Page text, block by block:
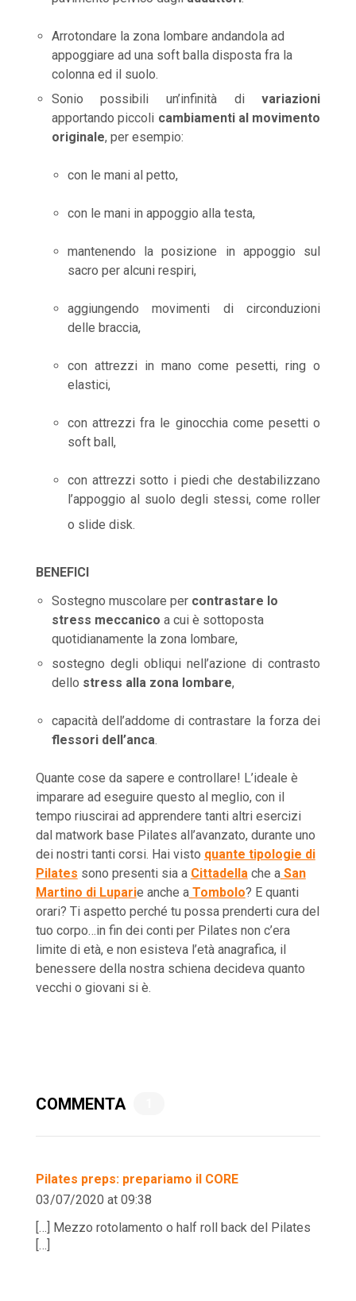
Arrotondare la zona lombare andandola ad
appoggiare ad una soft balla disposta fra la
colonna ed il suolo.
Sonio possibili un’infinità divariazioni
apportando piccoli cambiamenti al movimento
originale, per esempio:
con le mani al petto,
con le mani in appoggio alla testa,
mantenendo la posizione in appoggio sul
sacro per alcuni respiri,
aggiungendo movimenti di circonduzioni
delle braccia,
con attrezzi in mano come pesetti, ring o
elastici,
con attrezzi fra le ginocchia come pesetti o
soft ball,
con attrezzi sotto i piedi che destabilizzano
l’appoggio al suolo degli stessi, come roller
o slide disk.
BENEFICI
Sostegno muscolare per contrastare lo
stress meccanico a cui è sottoposta
quotidianamente la zona lombare,
sostegno degli obliqui nell’azione di contrasto
dello stress alla zona lombare,
capacità dell’addome di contrastare la forza dei
flessori dell’anca.
Quante cose da sapere e controllare! L’ideale è
imparare ad eseguire questo al meglio, con il
tempo riuscirai ad apprendere tanti altri esercizi
dal matwork base Pilates all’avanzato, durante uno
dei nostri tanti corsi. Hai visto quante tipologie di
Pilates sono presenti sia a Cittadella che aSan
Martino di Luparie anche aTombolo? E quanti
orari? Ti aspetto perché tu possa prenderti cura del
tuo corpo…in fin dei conti per Pilates non c’era
limite di età, e non esisteva l’età anagrafica, il
benessere della nostra schiena decideva quanto
vecchi o giovani si è.
COMMENTA
Pilates preps: prepariamo il CORE
03/07/2020 at 09:38
[…] Mezzo rotolamento o half roll back del Pilates
[…]